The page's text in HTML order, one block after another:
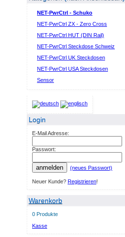
NET-PwrCtrl - Schuko
NET-PwrCtrl ZX - Zero Cross
NET-PwrCtrl HUT (DIN Rail)
NET-PwrCtrl Steckdose Schweiz
NET-PwrCtrl UK Steckdosen
NET-PwrCtrl USA Steckdosen
Sensor
Login
E-Mail Adresse:
Passwort:
anmelden (neues Passwort)
Neuer Kunde? Registrieren!
Warenkorb
0 Produkte
Kasse